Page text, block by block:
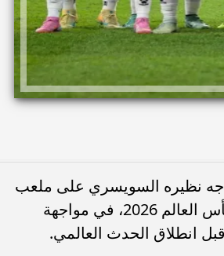
نظيره السويسري على ملعب
"كيبون بارك"، ضمن استعدادات المنتخبين لخوض منافسات كأس العالم 2026، في مواجهة
انطلاق الحدث العالمي.